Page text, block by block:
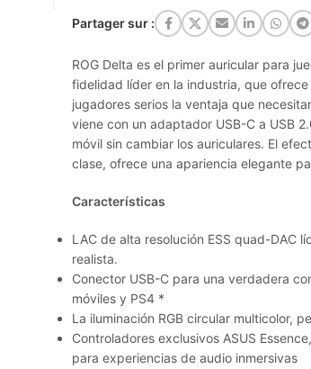
Partager sur :
ROG Delta es el primer auricular para
fidelidad líder en la industria, que
jugadores serios la ventaja que
viene con un adaptador USB-C a USB
móvil sin cambiar los auriculares. El
clase, ofrece una apariencia elegante
Características
LAC de alta resolución ESS quad-DAC
realista.
Conector USB-C para una verdadera
móviles y PS4 *
La iluminación RGB circular multicolor,
Controladores exclusivos ASUS
para experiencias de audio inmersivas